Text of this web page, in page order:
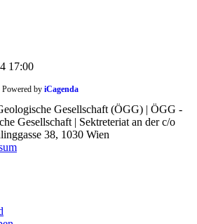
17:00
Powered by iCagenda
Gesellschaft (ÖGG) | ÖGG -
Gesellschaft | Sektreteriat an der c/o
38, 1030 Wien